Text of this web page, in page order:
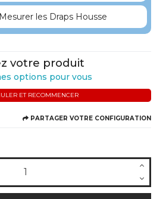
les Draps Housse
votre produit
options pour vous
ET RECOMMENCER
PARTAGER VOTRE CONFIGURATION